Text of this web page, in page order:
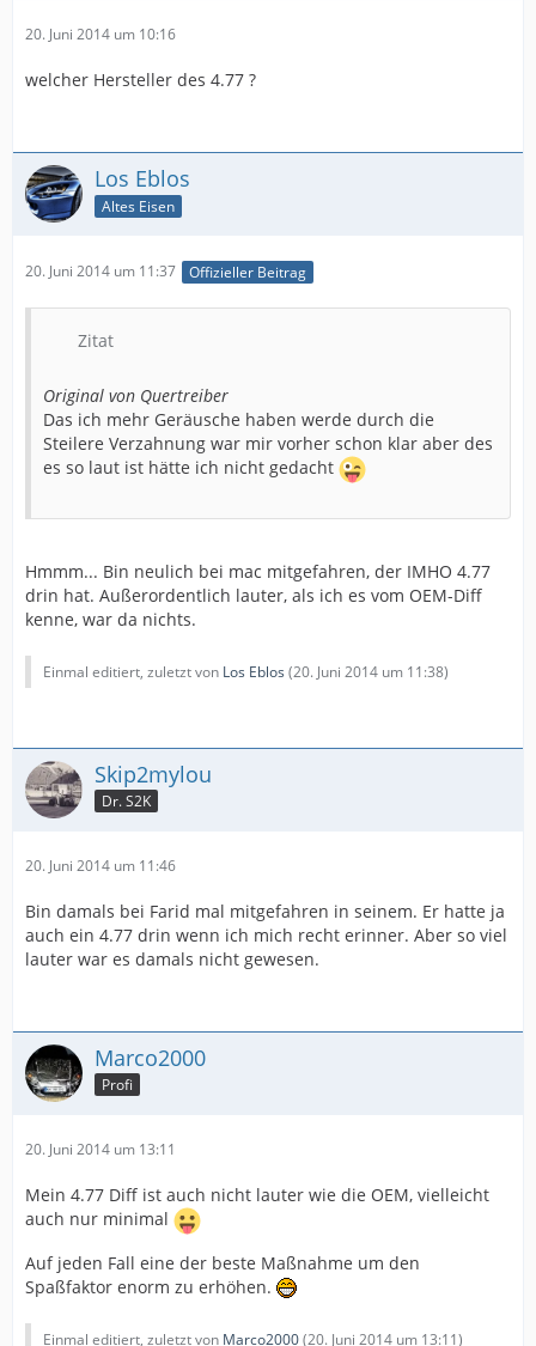
20. Juni 2014 um 10:16
welcher Hersteller des 4.77 ?
Los Eblos
Altes Eisen
20. Juni 2014 um 11:37 Offizieller Beitrag
Zitat
Original von Quertreiber
Das ich mehr Geräusche haben werde durch die
Steilere Verzahnung war mir vorher schon klar aber des
es so laut ist hätte ich nicht gedacht
Hmmm... Bin neulich bei mac mitgefahren, der IMHO 4.77
drin hat. Außerordentlich lauter, als ich es vom OEM-Diff
kenne, war da nichts.
Einmal editiert, zuletzt von Los Eblos (20. Juni 2014 um 11:38)
Skip2mylou
Dr. S2K
20. Juni 2014 um 11:46
Bin damals bei Farid mal mitgefahren in seinem. Er hatte ja
auch ein 4.77 drin wenn ich mich recht erinner. Aber so viel
lauter war es damals nicht gewesen.
Marco2000
Profi
20. Juni 2014 um 13:11
Mein 4.77 Diff ist auch nicht lauter wie die OEM, vielleicht
auch nur minimal
Auf jeden Fall eine der beste Maßnahme um den
Spaßfaktor enorm zu erhöhen.
Einmal editiert, zuletzt von Marco2000(20. Juni 2014 um 13:11)